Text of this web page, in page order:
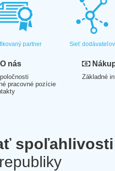
partner Sieť dodávateľov
O nás
pracovné pozície
Základné
spoľahlivosti